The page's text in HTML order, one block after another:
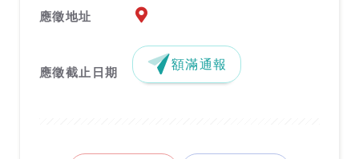
應徵地址 應徵地址地圖『另開新視窗』
應徵截止日期 額滿通報